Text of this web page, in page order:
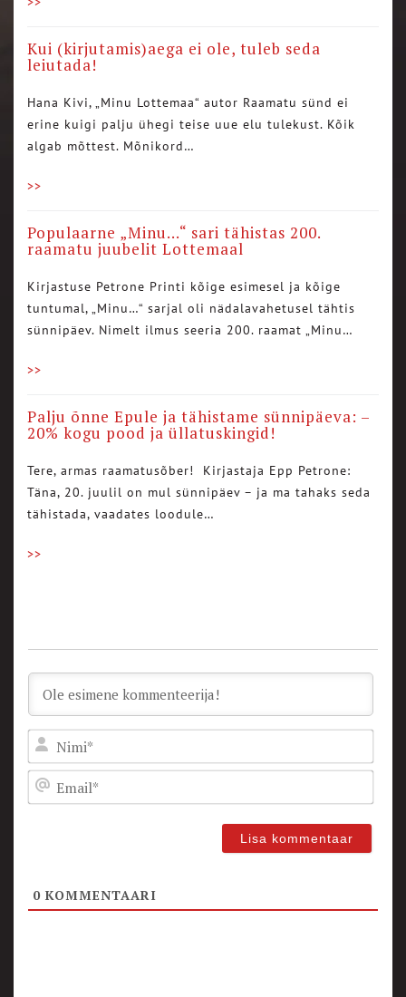
Kui (kirjutamis)aega ei ole, tuleb seda
leiutada!
Hana Kivi, „Minu Lottemaa“ autor Raamatu sünd ei
erine kuigi palju ühegi teise uue elu tulekust. Kõik
algab mõttest. Mõnikord…
>>
Populaarne „Minu…“ sari tähistas 200.
raamatu juubelit Lottemaal
Kirjastuse Petrone Printi kõige esimesel ja kõige
tuntumal, „Minu…“ sarjal oli nädalavahetusel tähtis
sünnipäev. Nimelt ilmus seeria 200. raamat „Minu…
>>
Palju õnne Epule ja tähistame sünnipäeva: –
20% kogu pood ja üllatuskingid!
Tere, armas raamatusõber! Kirjastaja Epp Petrone:
Täna, 20. juulil on mul sünnipäev – ja ma tahaks seda
tähistada, vaadates loodule…
>>
0 KOMMENTAARI